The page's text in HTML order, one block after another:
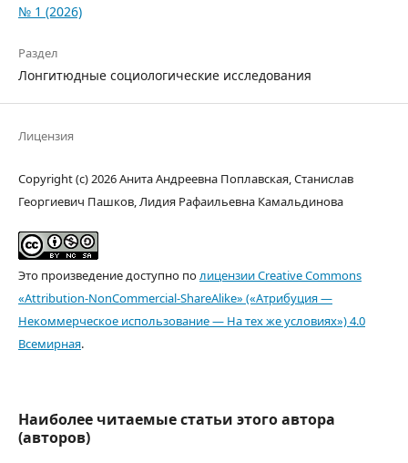
№ 1 (2026)
Раздел
Лонгитюдные социологические исследования
Лицензия
Copyright (c) 2026 Анита Андреевна Поплавская, Станислав
Георгиевич Пашков, Лидия Рафаильевна Камальдинова
Это произведение доступно полицензии Creative Commons
«Attribution-NonCommercial-ShareAlike» («Атрибуция —
Некоммерческое использование — На тех же условиях») 4.0
Всемирная.
Наиболее читаемые статьи этого автора
(авторов)